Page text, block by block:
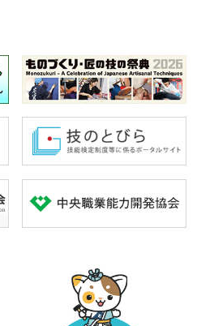
予定のイベントにて展示をさせ
め、受賞された場合、受賞作品
まで主催者側で保管させていた
物を使用（再利用を含む）する
が許諾を得た上で応募してくだ
著作物を使用した場合において
、応募者自身で対応するものと
営事務局は一切の責任を負いま
予定しています。諸事情により
再発送はできませんのでご了承
ただきます。